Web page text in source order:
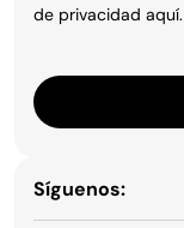
de privacidad aquí.
Síguenos: